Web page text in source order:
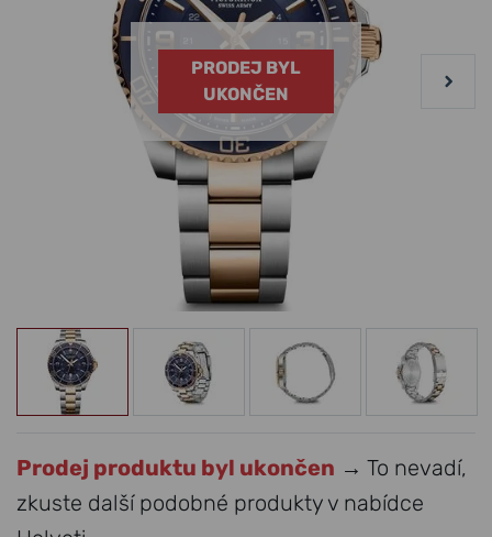
PRODEJ BYL
UKONČEN
Prodej produktu byl ukončen → To nevadí,
zkuste další podobné produkty v nabídce